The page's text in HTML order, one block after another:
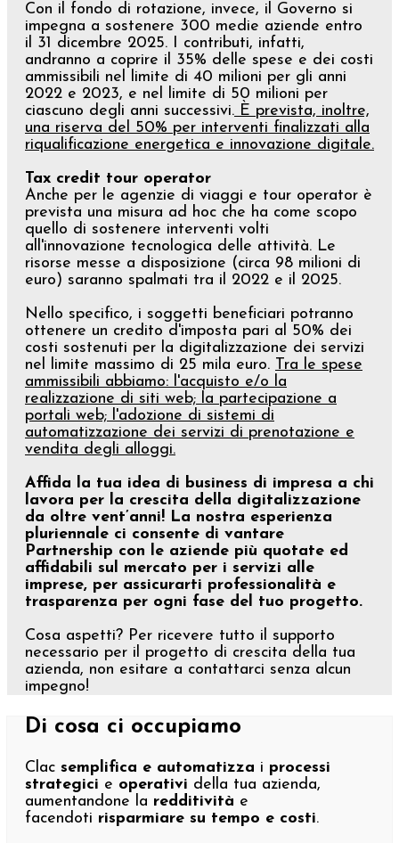
Con il fondo di rotazione, invece, il Governo si
impegna a sostenere 300 medie aziende entro
il 31 dicembre 2025. I contributi, infatti,
andranno a coprire il 35% delle spese e dei costi
ammissibili nel limite di 40 milioni per gli anni
2022 e 2023, e nel limite di 50 milioni per
ciascuno degli anni successivi. È prevista, inoltre,
una riserva del 50% per interventi finalizzati alla
riqualificazione energetica e innovazione digitale.
Tax credit tour operator
Anche per le agenzie di viaggi e tour operator è
prevista una misura ad hoc che ha come scopo
quello di sostenere interventi volti
all'innovazione tecnologica delle attività. Le
risorse messe a disposizione (circa 98 milioni di
euro) saranno spalmati tra il 2022 e il 2025.
Nello specifico, i soggetti beneficiari potranno
ottenere un credito d'imposta pari al 50% dei
costi sostenuti per la digitalizzazione dei servizi
nel limite massimo di 25 mila euro. Tra le spese
ammissibili abbiamo: l'acquisto e/o la
realizzazione di siti web; la partecipazione a
portali web; l'adozione di sistemi di
automatizzazione dei servizi di prenotazione e
vendita degli alloggi.
Affida la tua idea di business di impresa a chi
lavora per la crescita della digitalizzazione
da oltre vent’anni! La nostra esperienza
pluriennale ci consente di vantare
Partnership con le aziende più quotate ed
affidabili sul mercato per i servizi alle
imprese, per assicurarti professionalità e
trasparenza per ogni fase del tuo progetto.
Cosa aspetti? Per ricevere tutto il supporto
necessario per il progetto di crescita della tua
azienda, non esitare a contattarci senza alcun
impegno!
Di cosa ci occupiamo
Clac semplifica e automatizza i processi
strategici e operativi della tua azienda,
aumentandone la redditività e
facendoti risparmiare su tempo e costi.